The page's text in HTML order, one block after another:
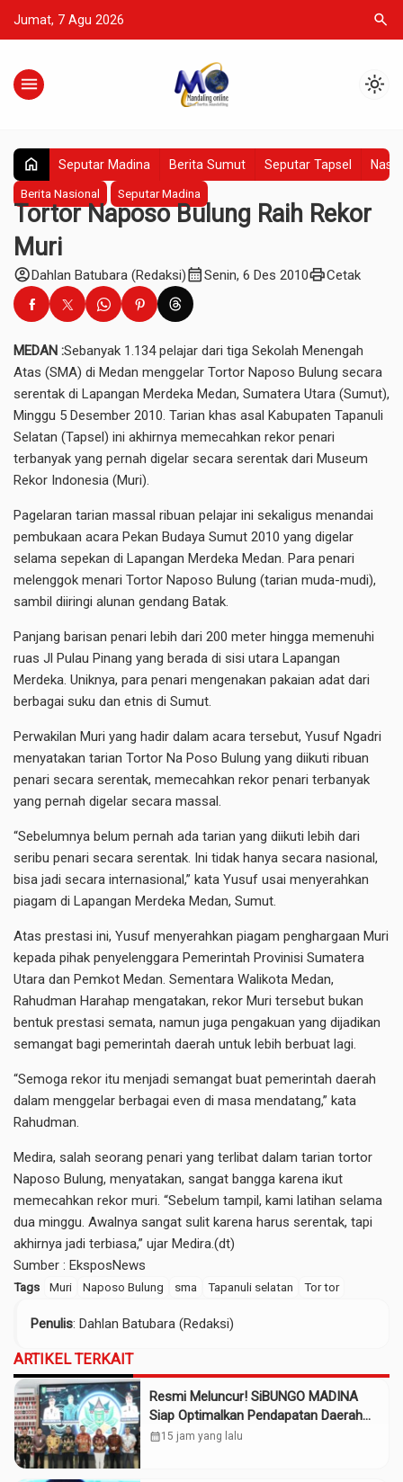
Jumat, 7 Agu 2026 search
menu light_mode
home Seputar Madina Berita Sumut Seputar Tapsel
Berita Nasional
Seputar Madina
Tortor Naposo Bulung Raih Rekor
Muri
account_circleDahlan Batubara (Redaksi)calendar_monthSenin, 6 Des 2010printCetak
MEDAN :Sebanyak 1.134 pelajar dari tiga Sekolah Menengah
Atas (SMA) di Medan menggelar Tortor Naposo Bulung secara
serentak di Lapangan Merdeka Medan, Sumatera Utara (Sumut),
Minggu 5 Desember 2010. Tarian khas asal Kabupaten Tapanuli
Selatan (Tapsel) ini akhirnya memecahkan rekor penari
terbanyak yang pernah digelar secara serentak dari Museum
Rekor Indonesia (Muri).
Pagelaran tarian massal ribuan pelajar ini sekaligus menandai
pembukaan acara Pekan Budaya Sumut 2010 yang digelar
selama sepekan di Lapangan Merdeka Medan. Para penari
melenggok menari Tortor Naposo Bulung (tarian muda-mudi),
sambil diiringi alunan gendang Batak.
Panjang barisan penari lebih dari 200 meter hingga memenuhi
ruas Jl Pulau Pinang yang berada di sisi utara Lapangan
Merdeka. Uniknya, para penari mengenakan pakaian adat dari
berbagai suku dan etnis di Sumut.
Perwakilan Muri yang hadir dalam acara tersebut, Yusuf Ngadri
menyatakan tarian Tortor Na Poso Bulung yang diikuti ribuan
penari secara serentak, memecahkan rekor penari terbanyak
yang pernah digelar secara massal.
“Sebelumnya belum pernah ada tarian yang diikuti lebih dari
seribu penari secara serentak. Ini tidak hanya secara nasional,
bisa jadi secara internasional,” kata Yusuf usai menyerahkan
piagam di Lapangan Merdeka Medan, Sumut.
Atas prestasi ini, Yusuf menyerahkan piagam penghargaan Muri
kepada pihak penyelenggara Pemerintah Provinisi Sumatera
Utara dan Pemkot Medan. Sementara Walikota Medan,
Rahudman Harahap mengatakan, rekor Muri tersebut bukan
bentuk prestasi semata, namun juga pengakuan yang dijadikan
semangat bagi pemerintah daerah untuk lebih berbuat lagi.
“Semoga rekor itu menjadi semangat buat pemerintah daerah
dalam menggelar berbagai even di masa mendatang,” kata
Rahudman.
Medira, salah seorang penari yang terlibat dalam tarian tortor
Naposo Bulung, menyatakan, sangat bangga karena ikut
memecahkan rekor muri. “Sebelum tampil, kami latihan selama
dua minggu. Awalnya sangat sulit karena harus serentak, tapi
akhirnya jadi terbiasa,” ujar Medira.(dt)
Sumber : EksposNews
Tags Muri Naposo Bulung sma Tapanuli selatan Tor tor
Penulis: Dahlan Batubara (Redaksi)
ARTIKEL TERKAIT
Resmi Meluncur! SiBUNGO MADINA
Siap Optimalkan Pendapatan Daerah
Madina
calendar_month15 jam yang lalu